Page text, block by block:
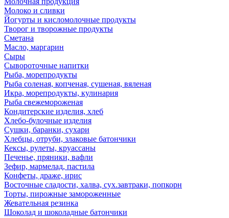
Молоко и сливки
Йогурты и кисломолочные продукты
Творог и творожные продукты
Сметана
Масло, маргарин
Сыры
Сывороточные напитки
Рыба, морепродукты
Рыба соленая, копченая, сушеная, вяленая
Икра, морепродукты, кулинария
Рыба свежемороженая
Кондитерские изделия, хлеб
Хлебо-булочные изделия
Сушки, баранки, сухари
Хлебцы, отруби, злаковые батончики
Кексы, рулеты, круассаны
Печенье, пряники, вафли
Зефир, мармелад, пастила
Конфеты, драже, ирис
Восточные сладости, халва, сух.завтраки, попкорн
Торты, пирожные замороженные
Жевательная резинка
Шоколад и шоколадные батончики